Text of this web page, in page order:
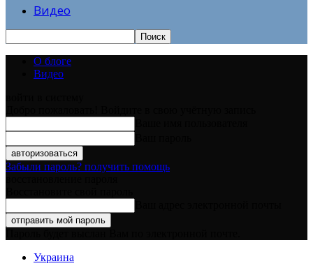
Видео
О блоге
Видео
Забыли пароль? получить помощь
Украина